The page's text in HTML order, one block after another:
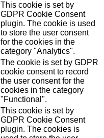
This cookie is set by
GDPR Cookie Consent
plugin. The cookie is used
to store the user consent
for the cookies in the
category "Analytics".
The cookie is set by GDPR
cookie consent to record
the user consent for the
cookies in the category
"Functional".
This cookie is set by
GDPR Cookie Consent
plugin. The cookies is